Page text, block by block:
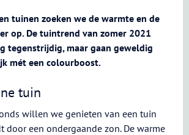
tuinen zoeken we de warmte en de
op. De tuintrend van zomer 2021
tegenstrijdig, maar gaan geweldig
mét een colourboost.
tuin
willen we genieten van een tuin
door een ondergaande zon. De warme